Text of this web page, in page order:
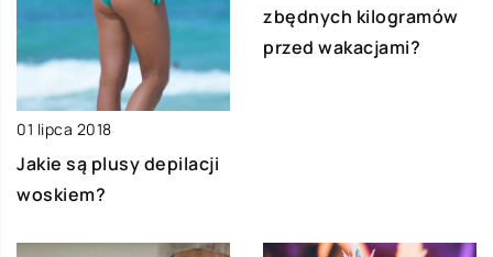
01 lipca 2018
Jakie są plusy depilacji
woskiem?
zbędnych kilogramów
przed wakacjami?